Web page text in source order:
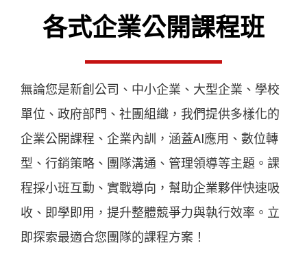
各式企業公開課程班
無論您是新創公司、中小企業、大型企業、學校
單位、政府部門、社團組織，我們提供多樣化的
企業公開課程、企業內訓，涵蓋AI應用、數位轉
型、行銷策略、團隊溝通、管理領導等主題。課
程採小班互動、實戰導向，幫助企業夥伴快速吸
收、即學即用，提升整體競爭力與執行效率。立
即探索最適合您團隊的課程方案！